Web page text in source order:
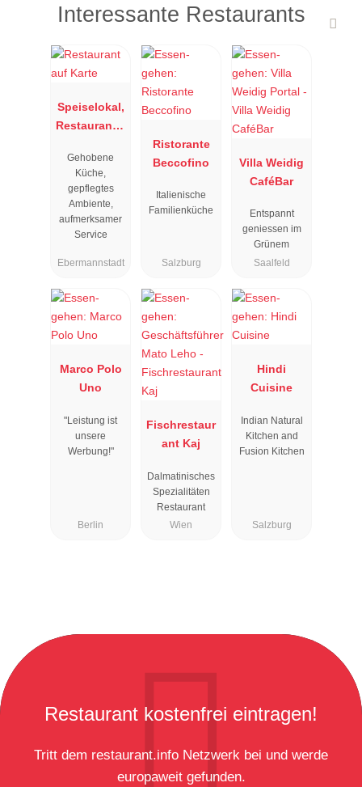
Interessante Restaurants
Speiselokal,
Restaurant "
"
Gehobene
Küche,
gepflegtes
Ambiente,
aufmerksamer
Service
Ebermannstadt
Ristorante
Beccofino
Italienische
Familienküche
Salzburg
Villa Weidig
CaféBar
Entspannt
geniessen im
Grünem
Saalfeld
Marco Polo
Uno
"Leistung ist
unsere
Werbung!"
Berlin
Fischrestaur
ant Kaj
Dalmatinisches
Spezialitäten
Restaurant
Wien
Hindi
Cuisine
Indian Natural
Kitchen and
Fusion Kitchen
Salzburg
Restaurant kostenfrei eintragen!
Tritt dem restaurant.info Netzwerk bei und werde
europaweit gefunden.